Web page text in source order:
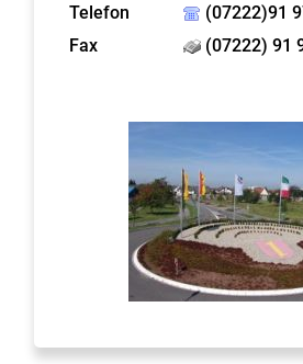
Telefon
(07222)91
Fax
(07222) 91